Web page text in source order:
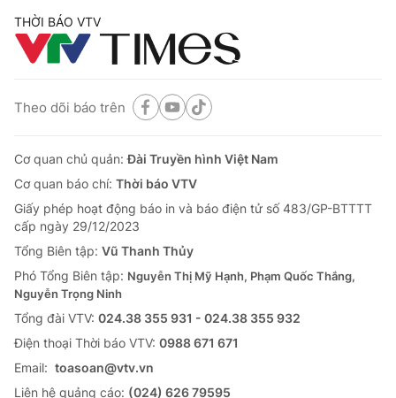
THỜI BÁO VTV
Theo dõi báo trên
Cơ quan chủ quản:Đài Truyền hình Việt Nam
Cơ quan báo chí: Thời báo VTV
Giấy phép hoạt động báo in và báo điện tử số 483/GP-BTTTT
cấp ngày 29/12/2023
Tổng Biên tập: Vũ Thanh Thủy
Phó Tổng Biên tập: Nguyễn Thị Mỹ Hạnh, Phạm Quốc Thắng,
Nguyễn Trọng Ninh
Tổng đài VTV: 024.38 355 931 - 024.38 355 932
Ðiện thoại Thời báo VTV: 0988 671 671
Email: toasoan@vtv.vn
Liên hệ quảng cáo: (024) 626 79595